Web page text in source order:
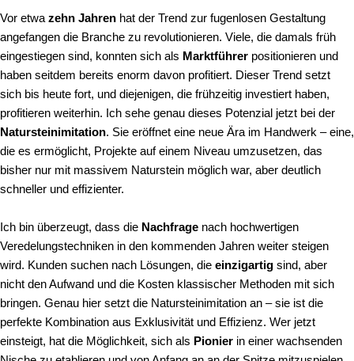
Vor etwa zehn Jahren hat der Trend zur fugenlosen Gestaltung
angefangen die Branche zu revolutionieren. Viele, die damals früh
eingestiegen sind, konnten sich als Marktführer positionieren und
haben seitdem bereits enorm davon profitiert. Dieser Trend setzt
sich bis heute fort, und diejenigen, die frühzeitig investiert haben,
profitieren weiterhin. Ich sehe genau dieses Potenzial jetzt bei der
Natursteinimitation. Sie eröffnet eine neue Ära im Handwerk – eine,
die es ermöglicht, Projekte auf einem Niveau umzusetzen, das
bisher nur mit massivem Naturstein möglich war, aber deutlich
schneller und effizienter.
Ich bin überzeugt, dass die Nachfrage nach hochwertigen
Veredelungstechniken in den kommenden Jahren weiter steigen
wird. Kunden suchen nach Lösungen, die einzigartig sind, aber
nicht den Aufwand und die Kosten klassischer Methoden mit sich
bringen. Genau hier setzt die Natursteinimitation an – sie ist die
perfekte Kombination aus Exklusivität und Effizienz. Wer jetzt
einsteigt, hat die Möglichkeit, sich als Pionier in einer wachsenden